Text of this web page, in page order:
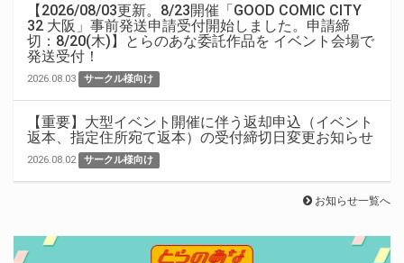
【2026/08/03更新。8/23開催「GOOD COMIC CITY
32 大阪」事前発送申請受付開始しました。申請締
切：8/20(木)】とらのあな委託作品を イベント会場で
発送受付！
2026.08.03 サークル様向け
【重要】大型イベント開催に伴う返却申込（イベント
返本、指定住所宛て返本）の受付締切日変更お知らせ
2026.08.02 サークル様向け
お知らせ一覧へ